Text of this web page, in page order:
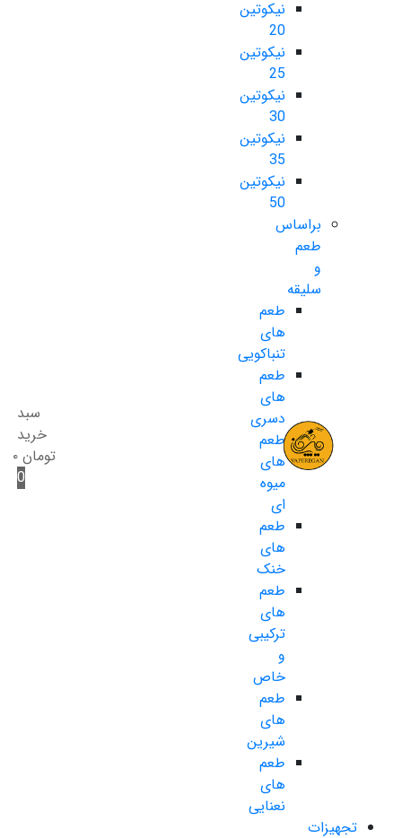
نیکوتین
20
نیکوتین
25
نیکوتین
30
نیکوتین
35
نیکوتین
50
براساس
طعم
و
سلیقه
طعم
های
تنباکویی
طعم
های
دسری
طعم
های
میوه
ای
طعم
های
خنک
طعم
های
ترکیبی
و
خاص
طعم
های
شیرین
طعم
های
نعنایی
تجهیزات
سبد
خرید
تومان ۰
0